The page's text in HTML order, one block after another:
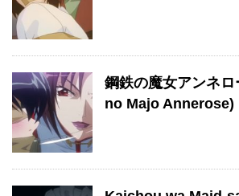
鋼鉄の魔女アンネ
no Majo Annerose)